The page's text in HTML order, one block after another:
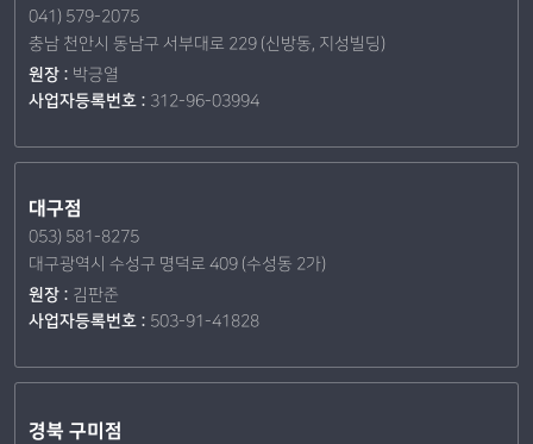
041) 579-2075
충남 천안시 동남구 서부대로 229 (신방동, 지성빌딩)
원장 : 박긍열
사업자등록번호 : 312-96-03994
대구점
053) 581-8275
대구광역시 수성구 명덕로 409 (수성동 2가)
원장 : 김판준
사업자등록번호 : 503-91-41828
경북 구미점